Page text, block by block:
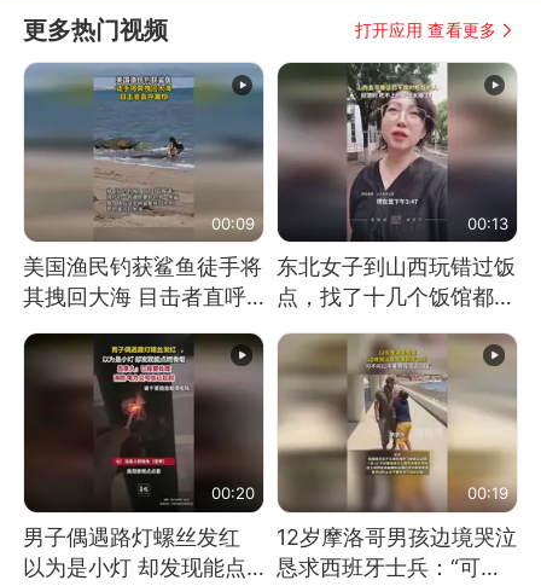
更多热门视频 打开应用 查看更多
00:09
美国渔民钓获鲨鱼徒手将
其拽回大海 目击者直呼
消息）
00:13
东北女子到山西玩错过饭
点，找了十几个饭馆都没
00:20
男子偶遇路灯螺丝发红
以为是小灯 却发现能点
00:19
12岁摩洛哥男孩边境哭泣
恳求西班牙士兵：“可不